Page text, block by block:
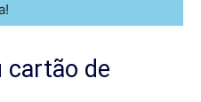
cartão de